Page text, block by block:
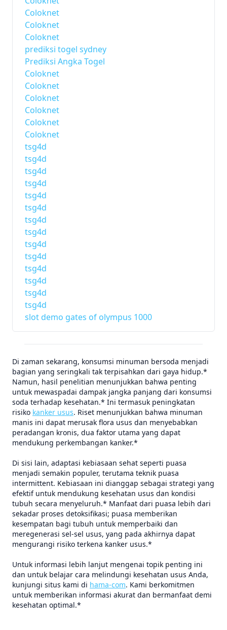
Coloknet
Coloknet
Coloknet
prediksi togel sydney
Prediksi Angka Togel
Coloknet
Coloknet
Coloknet
Coloknet
Coloknet
Coloknet
tsg4d
tsg4d
tsg4d
tsg4d
tsg4d
tsg4d
tsg4d
tsg4d
tsg4d
tsg4d
tsg4d
tsg4d
tsg4d
tsg4d
slot demo gates of olympus 1000
Di zaman sekarang, konsumsi minuman bersoda menjadi
bagian yang seringkali tak terpisahkan dari gaya hidup.*
Namun, hasil penelitian menunjukkan bahwa penting
untuk mewaspadai dampak jangka panjang dari konsumsi
soda terhadap kesehatan.* Ini termasuk peningkatan
risiko kanker usus. Riset menunjukkan bahwa minuman
manis ini dapat merusak flora usus dan menyebabkan
peradangan kronis, dua faktor utama yang dapat
mendukung perkembangan kanker.*
Di sisi lain, adaptasi kebiasaan sehat seperti puasa
menjadi semakin populer, terutama teknik puasa
intermittent. Kebiasaan ini dianggap sebagai strategi yang
efektif untuk mendukung kesehatan usus dan kondisi
tubuh secara menyeluruh.* Manfaat dari puasa lebih dari
sekadar proses detoksifikasi; puasa memberikan
kesempatan bagi tubuh untuk memperbaiki dan
meregenerasi sel-sel usus, yang pada akhirnya dapat
mengurangi risiko terkena kanker usus.*
Untuk informasi lebih lanjut mengenai topik penting ini
dan untuk belajar cara melindungi kesehatan usus Anda,
kunjungi situs kami di hama-com. Kami berkomitmen
untuk memberikan informasi akurat dan bermanfaat demi
kesehatan optimal.*